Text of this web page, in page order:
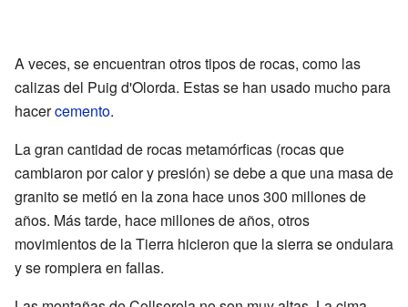
A veces, se encuentran otros tipos de rocas, como las
calizas del Puig d'Olorda. Estas se han usado mucho para
hacercemento.
La gran cantidad de rocas metamórficas (rocas que
cambiaron por calor y presión) se debe a que una masa de
granito se metió en la zona hace unos 300 millones de
años. Más tarde, hace millones de años, otros
movimientos de la Tierra hicieron que la sierra se ondulara
y se rompiera en fallas.